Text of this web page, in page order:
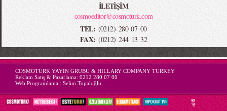
İLETİŞİM
cosmoeditor@cosmoturk.com
TEL: (0212) 280 07 00
FAX: (0212) 244 13 32
-->
COSMOTURK YAYIN GRUBU & HILLARY COMPANY TURKEY
Reklam Satış & Pazarlama: 0212 280 07 00
Web Programlama : Selim Topaloğlu